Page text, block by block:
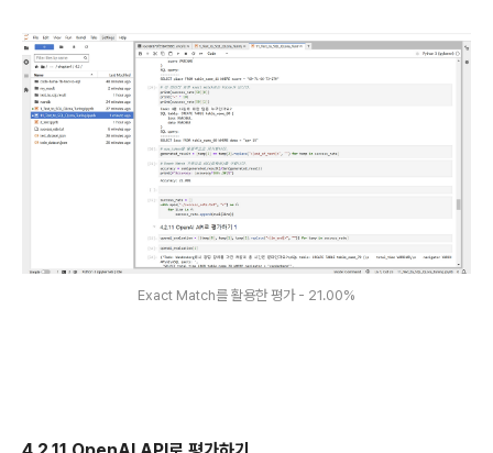
Exact Match를 활용한 평가 - 21.00%